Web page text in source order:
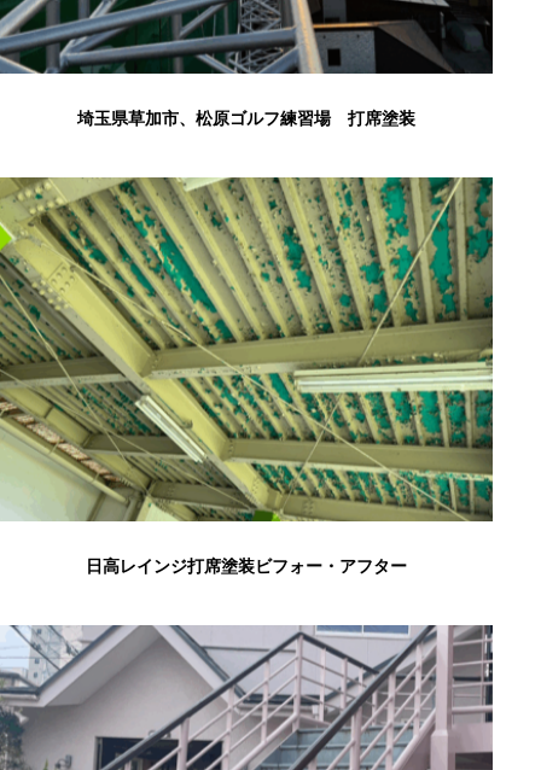
埼玉県草加市、松原ゴルフ練習場 打席塗装
日高レインジ打席塗装ビフォー・アフター